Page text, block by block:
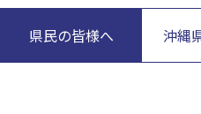
県民の皆様へ 沖縄